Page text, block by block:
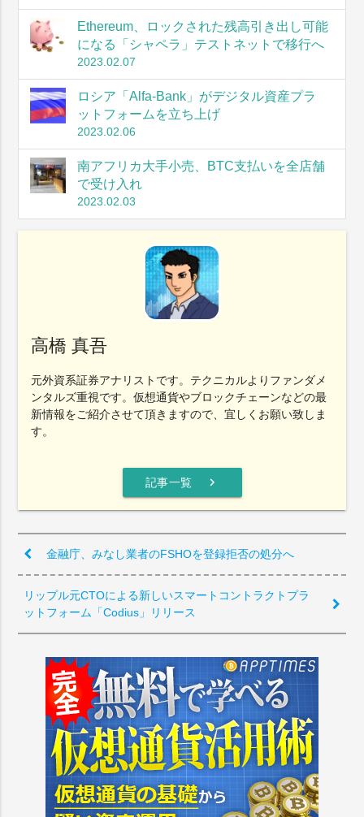
Ethereum、ロックされた残高引き出し可能
になる「シャペラ」テストネットで移行へ
2023.02.07
ロシア「Alfa-Bank」がデジタル資産プラ
ットフォームを立ち上げ
2023.02.06
南アフリカ大手小売、BTC支払いを全店舗
で受け入れ
2023.02.03
高橋 真吾
元外資系証券アナリストです。テクニカルよりファンダメ
ンタルズ重視です。仮想通貨やブロックチェーンなどの最
新情報をご紹介させて頂きますので、宜しくお願い致しま
す。
記事一覧 chevron_right
金融庁、みなし業者のFSHOを登録拒否の処分へ
リップル元CTOによる新しいスマートコントラクトプラ
ットフォーム「Codius」リリース